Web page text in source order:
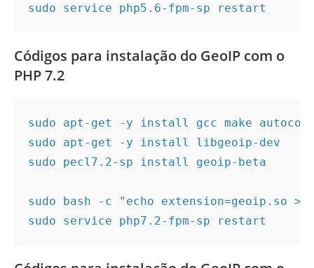
sudo service php5.6-fpm-sp restart
Códigos para instalação do GeoIP com o
PHP 7.2
sudo apt-get -y install gcc make
sudo apt-get -y install libgeoip-dev
sudo pecl7.2-sp install geoip-beta
sudo bash -c "echo extension=geoip.so
sudo service php7.2-fpm-sp restart